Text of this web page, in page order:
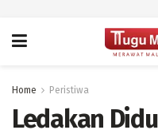
Home Peristiwa
Ledakan